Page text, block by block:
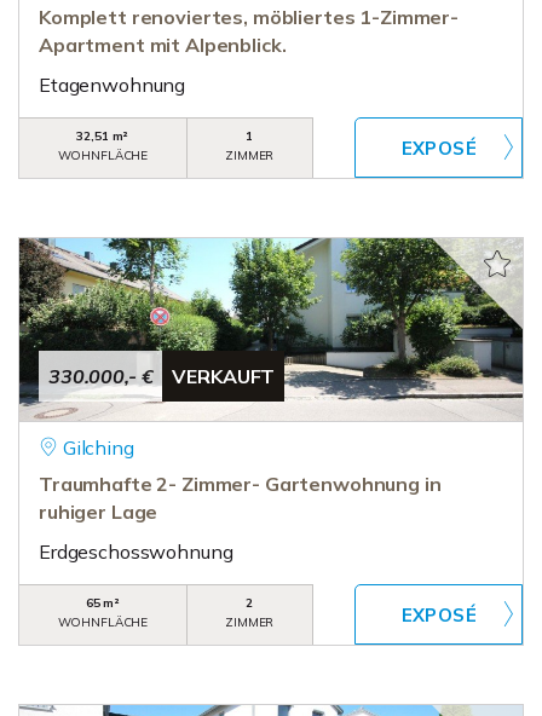
Komplett renoviertes, möbliertes 1-Zimmer-
Apartment mit Alpenblick.
Etagenwohnung
32,51 m²
WOHNFLÄCHE
1
ZIMMER
330.000,- € VERKAUFT
Gilching
Traumhafte 2- Zimmer- Gartenwohnung in
ruhiger Lage
Erdgeschosswohnung
65 m²
WOHNFLÄCHE
2
ZIMMER